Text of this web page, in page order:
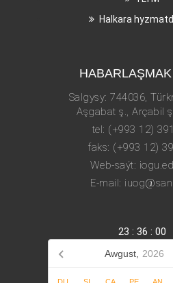
Halkara
Salgysy: 744036,
Aşgabat ş., Arçabil
tel: (+993 12)
faks: (+993 12)
Web-saýt:
E-mail:
23 : 36 : 00
Awgust, 2026